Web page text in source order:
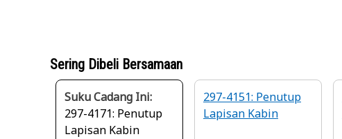
Sering Dibeli Bersamaan
Suku Cadang Ini:
297-4171: Penutup
Lapisan Kabin
297-4151: Penutup
Lapisan Kabin